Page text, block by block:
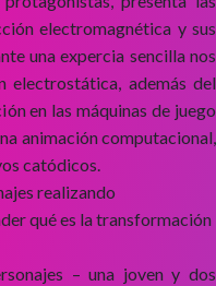
electromagnética y sus
una expercia sencilla nos
electrostática, además del
en las máquinas de juego
animación computacional,
catódicos.
realizando
qué es la transformación
– una joven y dos